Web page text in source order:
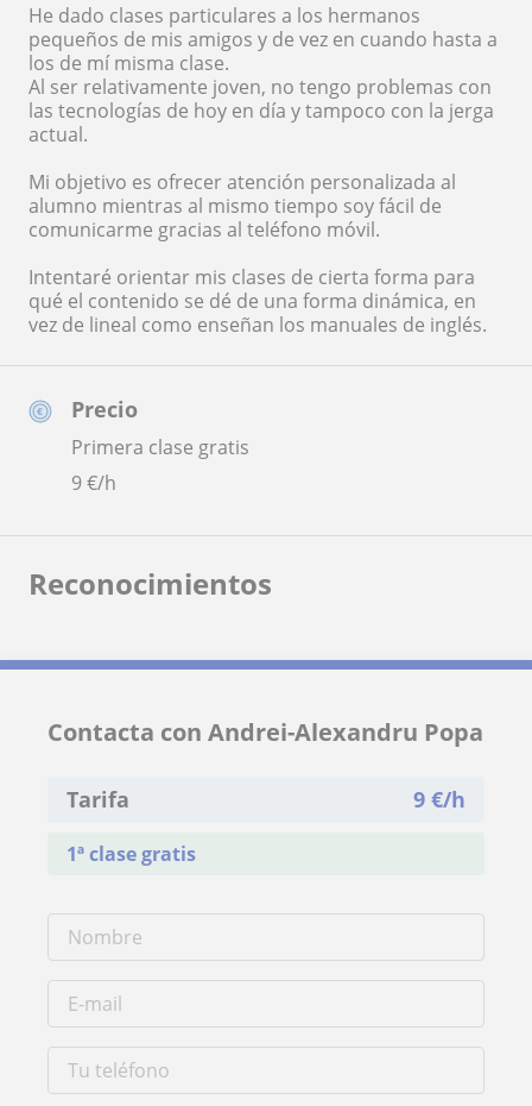
Precio
Primera clase gratis
9€/h
He dado clases particulares a los hermanos
pequeños de mis amigos y de vez en cuando hasta a
los de mí misma clase.
Al ser relativamente joven, no tengo problemas con
las tecnologías de hoy en día y tampoco con la jerga
actual.
Mi objetivo es ofrecer atención personalizada al
alumno mientras al mismo tiempo soy fácil de
comunicarme gracias al teléfono móvil.
Intentaré orientar mis clases de cierta forma para
qué el contenido se dé de una forma dinámica, en
vez de lineal como enseñan los manuales de inglés.
Reconocimientos
Contacta con Andrei-Alexandru Popa
Tarifa 9 €/h
1ª clase gratis